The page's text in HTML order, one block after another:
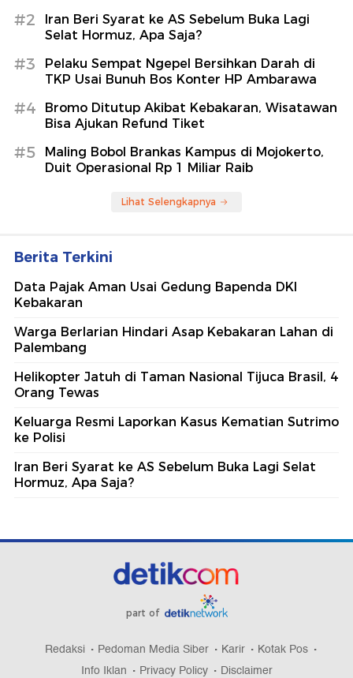
#2
Iran Beri Syarat ke AS Sebelum Buka Lagi
Selat Hormuz, Apa Saja?
#3
Pelaku Sempat Ngepel Bersihkan Darah di
TKP Usai Bunuh Bos Konter HP Ambarawa
#4
Bromo Ditutup Akibat Kebakaran, Wisatawan
Bisa Ajukan Refund Tiket
#5
Maling Bobol Brankas Kampus di Mojokerto,
Duit Operasional Rp 1 Miliar Raib
Lihat Selengkapnya
Berita Terkini
Data Pajak Aman Usai Gedung Bapenda DKI
Kebakaran
Warga Berlarian Hindari Asap Kebakaran Lahan di
Palembang
Helikopter Jatuh di Taman Nasional Tijuca Brasil, 4
Orang Tewas
Keluarga Resmi Laporkan Kasus Kematian Sutrimo
ke Polisi
Iran Beri Syarat ke AS Sebelum Buka Lagi Selat
Hormuz, Apa Saja?
part of
Redaksi Pedoman Media Siber Karir
Kotak Pos
Info Iklan
Privacy Policy Disclaimer